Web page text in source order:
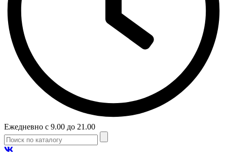
Ежедневно с 9.00 до 21.00